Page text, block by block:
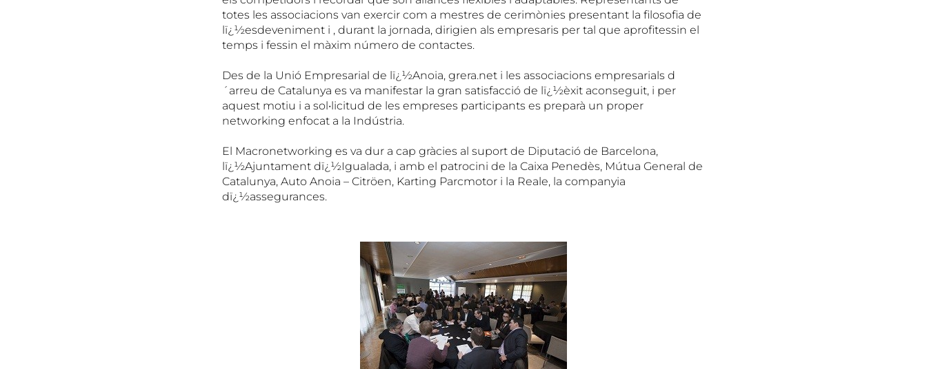
totes les associacions van exercir com a mestres de cerimònies presentant la filosofia de
lï¿½esdeveniment i , durant la jornada, dirigien als empresaris per tal que aprofitessin el
temps i fessin el màxim número de contactes.
Des de la Unió Empresarial de lï¿½Anoia, grera.net i les associacions empresarials d
´arreu de Catalunya es va manifestar la gran satisfacció de lï¿½èxit aconseguit, i per
aquest motiu i a sol•licitud de les empreses participants es preparà un proper
networking enfocat a la Indústria.
El Macronetworking es va dur a cap gràcies al suport de Diputació de Barcelona,
lï¿½Ajuntament dï¿½Igualada, i amb el patrocini de la Caixa Penedès, Mútua General de
Catalunya, Auto Anoia – Citröen, Karting Parcmotor i la Reale, la companyia
dï¿½assegurances.